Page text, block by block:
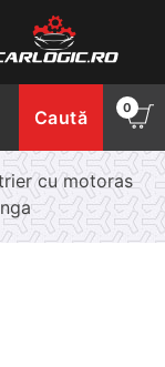
Caută 0
cu motoras